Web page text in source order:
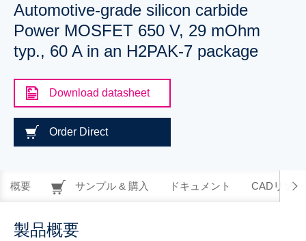
Automotive-grade silicon carbide
Power MOSFET 650 V, 29 mOhm
typ., 60 A in an H2PAK-7 package
Download datasheet
Order Direct
概要 サンプル & 購入 ドキュメント CADリソー
製品概要